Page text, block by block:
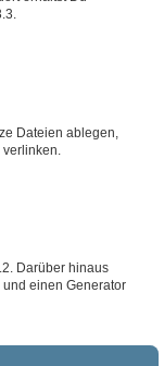
Dateien ablegen,
Darüber hinaus
einen Generator